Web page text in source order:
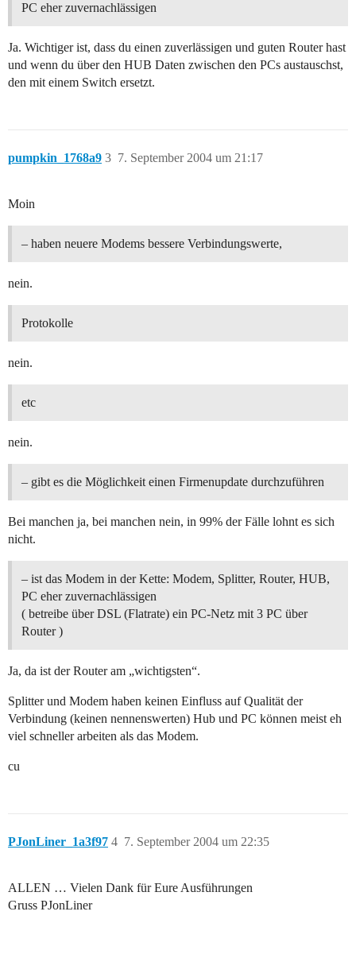
PC eher zuvernachlässigen
Ja. Wichtiger ist, dass du einen zuverlässigen und guten Router hast
und wenn du über den HUB Daten zwischen den PCs austauschst,
den mit einem Switch ersetzt.
pumpkin_1768a9 7. September 2004 um 21:17
3
Moin
– haben neuere Modems bessere Verbindungswerte,
nein.
Protokolle
nein.
etc
nein.
– gibt es die Möglichkeit einen Firmenupdate durchzuführen
Bei manchen ja, bei manchen nein, in 99% der Fälle lohnt es sich
nicht.
– ist das Modem in der Kette: Modem, Splitter, Router, HUB,
PC eher zuvernachlässigen
( betreibe über DSL (Flatrate) ein PC-Netz mit 3 PC über
Router )
Ja, da ist der Router am „wichtigsten“.
Splitter und Modem haben keinen Einfluss auf Qualität der
Verbindung (keinen nennenswerten) Hub und PC können meist eh
viel schneller arbeiten als das Modem.
cu
PJonLiner_1a3f97 7. September 2004 um 22:35
4
ALLEN … Vielen Dank für Eure Ausführungen
Gruss PJonLiner